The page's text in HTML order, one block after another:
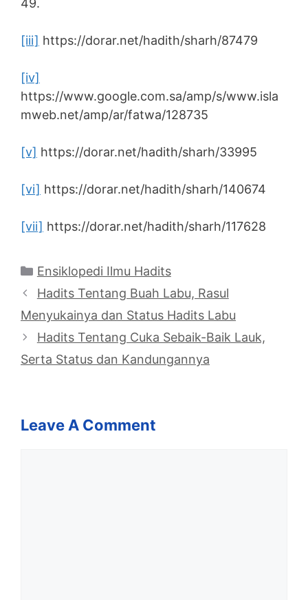
49.
[iii] https://dorar.net/hadith/sharh/87479
[iv]
https://www.google.com.sa/amp/s/www.isla
mweb.net/amp/ar/fatwa/128735
[v] https://dorar.net/hadith/sharh/33995
[vi] https://dorar.net/hadith/sharh/140674
[vii] https://dorar.net/hadith/sharh/117628
Categories
Ensiklopedi Ilmu Hadits
Hadits Tentang Buah Labu, Rasul
Menyukainya dan Status Hadits Labu
Hadits Tentang Cuka Sebaik-Baik Lauk,
Serta Status dan Kandungannya
Leave A Comment